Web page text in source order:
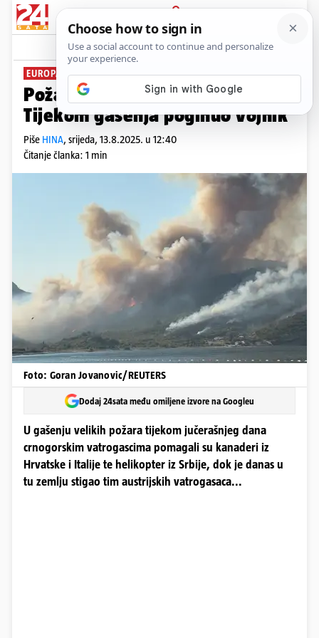
PRIJAVA
News Komentari
EUROPA ŠALJE POMOĆ
Požari haraju Crnom Gorom.
Tijekom gašenja poginuo vojnik
Piše HINA, srijeda, 13.8.2025. u 12:40
Čitanje članka: 1 min
Foto: Goran Jovanovic/REUTERS
Dodaj 24sata među omiljene izvore na Googleu
U gašenju velikih požara tijekom jučerašnjeg dana
crnogorskim vatrogascima pomagali su kanaderi iz
Hrvatske i Italije te helikopter iz Srbije, dok je danas u
tu zemlju stigao tim austrijskih vatrogasaca...